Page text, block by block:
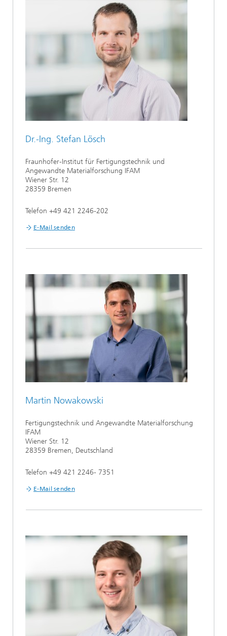
Dr.-Ing. Stefan Lösch
Fraunhofer-Institut für Fertigungstechnik und
Angewandte Materialforschung IFAM
Wiener Str. 12
28359 Bremen
Telefon +49 421 2246-202
E-Mail senden
Martin Nowakowski
Fertigungstechnik und Angewandte Materialforschung
IFAM
Wiener Str. 12
28359 Bremen, Deutschland
Telefon +49 421 2246- 7351
E-Mail senden